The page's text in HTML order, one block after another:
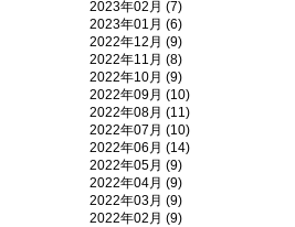
2023年02月 (7)
2023年01月 (6)
2022年12月 (9)
2022年11月 (8)
2022年10月 (9)
2022年09月 (10)
2022年08月 (11)
2022年07月 (10)
2022年06月 (14)
2022年05月 (9)
2022年04月 (9)
2022年03月 (9)
2022年02月 (9)